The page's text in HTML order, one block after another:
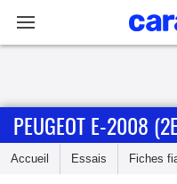
Accueil
PEUGEOT E-2008
Accueil Essais Fiches